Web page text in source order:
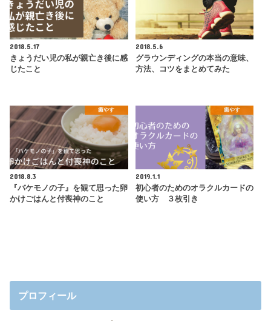
2018.5.17
きょうだい児の私が親亡き後に感
じたこと
2018.5.6
グラウンディングの本当の意味、
方法、コツをまとめてみた
癒やす
2018.8.3
『バケモノの子』を観て思った卵
かけごはんと付喪神のこと
癒やす
2019.1.1
初心者のためのオラクルカードの
使い方 ３枚引き
プロフィール